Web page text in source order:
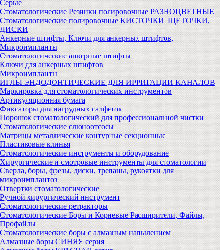
Серые
Стоматологические Резинки полировочные РАЗНОЦВЕТНЫЕ
Стоматологические полировочные КИСТОЧКИ, ЩЕТОЧКИ,
ДИСКИ
Анкерные штифты, Ключи для анкерных штифтов,
Микроимпланты
Стоматологические анкерные штифты
Ключи для анкерных штифтов
Микроимпланты
ИГЛЫ ЭНДОДОНТИЧЕСКИЕ ДЛЯ ИРРИГАЦИИ КАНАЛОВ
Маркировка для стоматологических инструментов
Артикуляционная бумага
Фиксаторы для нагрудных салфеток
Порошок стоматологический для профессиональной чистки
Стоматологические слюноотсосы
Матрицы металлические контурные секционные
Пластиковые клинья
Стоматологические инструменты и оборудование
Хирургические и смотровые инструменты для стоматологии
Сверла, боры, фрезы, диски, трепаны, рукоятки для
микроимплантов
Отвертки стоматологические
Ручной хирургический инструмент
Стоматологические ретракторы
Стоматологические Боры и Корневые Расширители, Файлы,
Профайлы
Стоматологические боры с алмазным напылением
Алмазные боры СИНЯЯ серия